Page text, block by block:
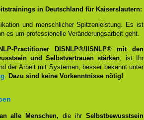
in Deutschland für Kaiserslautern:
und menschlicher Spitzenleistung. Es ist
es um professionelle Veränderungsarbeit geht.
Practitioner DISNLP®/IISNLP® mit den
und Selbstvertrauen stärken, ist Ihr
der Arbeit mit Systemen, besser bekannt unter
. Dazu sind keine Vorkenntnisse nötig!
an alle Menschen, die ihrSelbstbewusstsein